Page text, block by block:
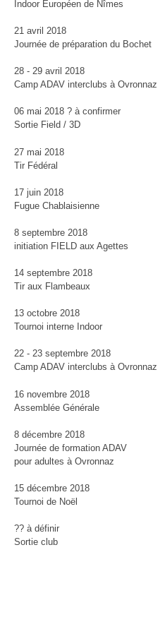
Indoor Européen de Nîmes
21 avril 2018
Journée de préparation du Bochet
28 - 29 avril 2018
Camp ADAV interclubs à Ovronnaz
06 mai 2018 ? à confirmer
Sortie Field / 3D
27 mai 2018
Tir Fédéral
17 juin 2018
Fugue Chablaisienne
8 septembre 2018
initiation FIELD aux Agettes
14 septembre 2018
Tir aux Flambeaux
13 octobre 2018
Tournoi interne Indoor
22 - 23 septembre 2018
Camp ADAV interclubs à Ovronnaz
16 novembre 2018
Assemblée Générale
8 décembre 2018
Journée de formation ADAV
pour adultes à Ovronnaz
15 décembre 2018
Tournoi de Noël
?? à définir
Sortie club